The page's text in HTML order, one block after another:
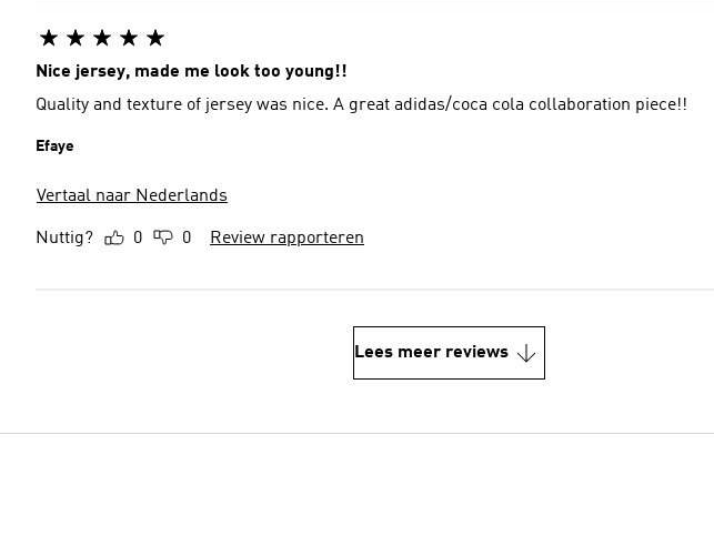
Nice jersey, made me look too young!!
Quality and texture of jersey was nice. A great adidas/coca cola collaboration piece!!
Efaye
Vertaal naar Nederlands
Nuttig? 0 0 Review rapporteren
Lees meer reviews